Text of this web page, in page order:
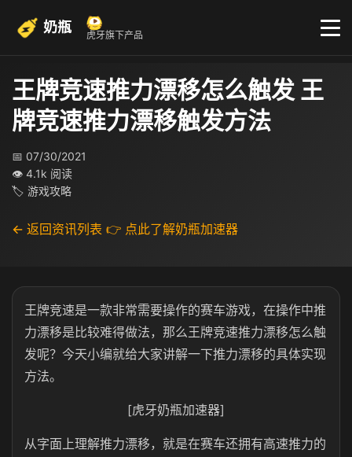
奶瓶 虎牙旗下产品
王牌竞速推力漂移怎么触发 王
牌竞速推力漂移触发方法
📅 07/30/2021
👁 4.1k 阅读
🏷 游戏攻略
← 返回资讯列表 👉 点此了解奶瓶加速器
王牌竞速是一款非常需要操作的赛车游戏，在操作中推
力漂移是比较难得做法，那么王牌竞速推力漂移怎么触
发呢？今天小编就给大家讲解一下推力漂移的具体实现
方法。
[虎牙奶瓶加速器]
从字面上理解推力漂移，就是在赛车还拥有高速推力的